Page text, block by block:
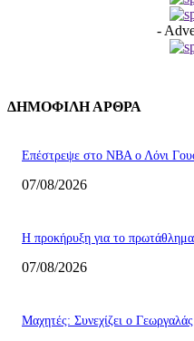
-
ΔΗΜΟΦΙΛΗ ΑΡΘΡΑ
Επέστρεψε στο ΝΒΑ ο Λόνι
07/08/2026
Η προκήρυξη για το
07/08/2026
Mαχητές: Συνεχίζει ο Γεωργαλάς